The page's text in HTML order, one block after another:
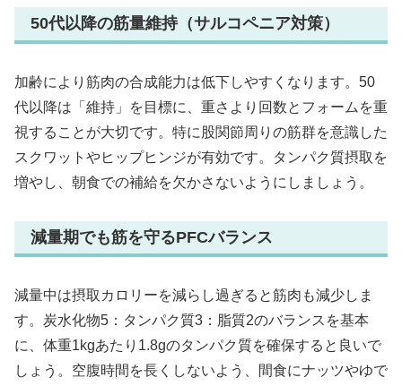
50代以降の筋量維持（サルコペニア対策）
加齢により筋肉の合成能力は低下しやすくなります。50
代以降は「維持」を目標に、重さより回数とフォームを重
視することが大切です。特に股関節周りの筋群を意識した
スクワットやヒップヒンジが有効です。タンパク質摂取を
増やし、朝食での補給を欠かさないようにしましょう。
減量期でも筋を守るPFCバランス
減量中は摂取カロリーを減らし過ぎると筋肉も減少しま
す。炭水化物5：タンパク質3：脂質2のバランスを基本
に、体重1kgあたり1.8gのタンパク質を確保すると良いで
しょう。空腹時間を長くしないよう、間食にナッツやゆで